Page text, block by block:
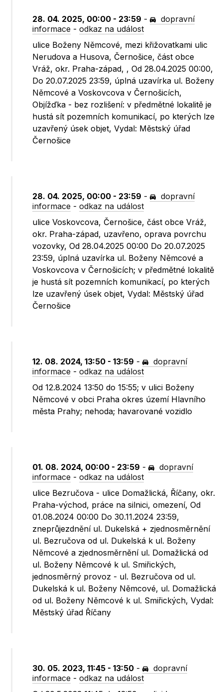
28. 04. 2025, 00:00 - 23:59 -
dopravní
informace -odkaz na událost
ulice Boženy Němcové, mezi křižovatkami ulic
Nerudova a Husova, Černošice, část obce
Vráž, okr. Praha-západ, , Od 28.04.2025 00:00,
Do 20.07.2025 23:59, úplná uzavírka ul. Boženy
Němcové a Voskovcova v Černošicích,
Objížďka - bez rozlišení: v předmětné lokalitě je
hustá sít pozemních komunikací, po kterých lze
uzavřený úsek objet, Vydal: Městský úřad
Černošice
28. 04. 2025, 00:00 - 23:59 -
dopravní
informace -odkaz na událost
ulice Voskovcova, Černošice, část obce Vráž,
okr. Praha-západ, uzavřeno, oprava povrchu
vozovky, Od 28.04.2025 00:00 Do 20.07.2025
23:59, úplná uzavírka ul. Boženy Němcové a
Voskovcova v Černošicích; v předmětné lokalitě
je hustá sít pozemních komunikací, po kterých
lze uzavřený úsek objet, Vydal: Městský úřad
Černošice
12. 08. 2024, 13:50 - 13:59 -
dopravní
informace -odkaz na událost
Od 12.8.2024 13:50 do 15:55; v ulici Boženy
Němcové v obci Praha okres území Hlavního
města Prahy; nehoda; havarované vozidlo
01. 08. 2024, 00:00 - 23:59 -
dopravní
informace -odkaz na událost
ulice Bezručova - ulice Domažlická, Říčany, okr.
Praha-východ, práce na silnici, omezení, Od
01.08.2024 00:00 Do 30.11.2024 23:59,
zneprůjezdnění ul. Dukelská + zjednosměrnění
ul. Bezručova od ul. Dukelská k ul. Boženy
Němcové a zjednosměrnění ul. Domažlická od
ul. Boženy Němcové k ul. Smiřických,
jednosměrný provoz - ul. Bezručova od ul.
Dukelská k ul. Boženy Němcové, ul. Domažlická
od ul. Boženy Němcové k ul. Smiřických, Vydal:
Městský úřad Říčany
30. 05. 2023, 11:45 - 13:50 -
dopravní
informace -odkaz na událost